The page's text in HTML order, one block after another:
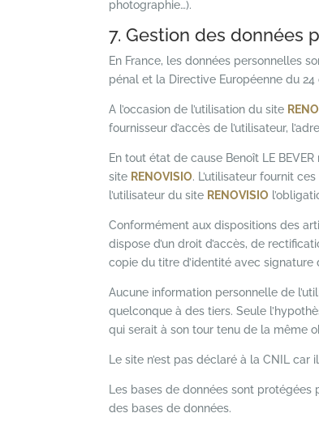
photographie…).
7. Gestion des données
En France, les données personnelles
pénal et la Directive Européenne du 24
A l’occasion de l’utilisation du site
fournisseur d’accès de l’utilisateur,
En tout état de cause Benoît LE
site RENOVISIO. L’utilisateur fournit
l’utilisateur du site RENOVISIO
Conformément aux dispositions des
dispose d’un droit d’accès, de
copie du titre d’identité avec
Aucune information personnelle de
quelconque à des tiers. Seule
qui serait à son tour tenu de la même
Le site n’est pas déclaré à la CNIL
Les bases de données sont
des bases de données.